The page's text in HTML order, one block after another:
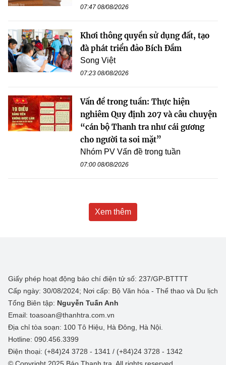
07:47 08/08/2026
Khơi thông quyền sử dụng đất, tạo
đà phát triển đảo Bích Đầm
Song Việt
07:23 08/08/2026
Vấn đề trong tuần: Thực hiện
nghiêm Quy định 207 và câu chuyện
“cán bộ Thanh tra như cái gương
cho người ta soi mặt”
Nhóm PV Vấn đề trong tuần
07:00 08/08/2026
Xem thêm
Giấy phép hoạt động báo chí điện tử số: 237/GP-BTTTT
Cấp ngày: 30/08/2024; Nơi cấp: Bộ Văn hóa - Thể thao và Du lịch
Tổng Biên tập: Nguyễn Tuấn Anh
Email: toasoan@thanhtra.com.vn
Địa chỉ tòa soạn: 100 Tô Hiệu, Hà Đông, Hà Nội.
Hotline: 090.456.3399
Điện thoại: (+84)24 3728 - 1341 / (+84)24 3728 - 1342